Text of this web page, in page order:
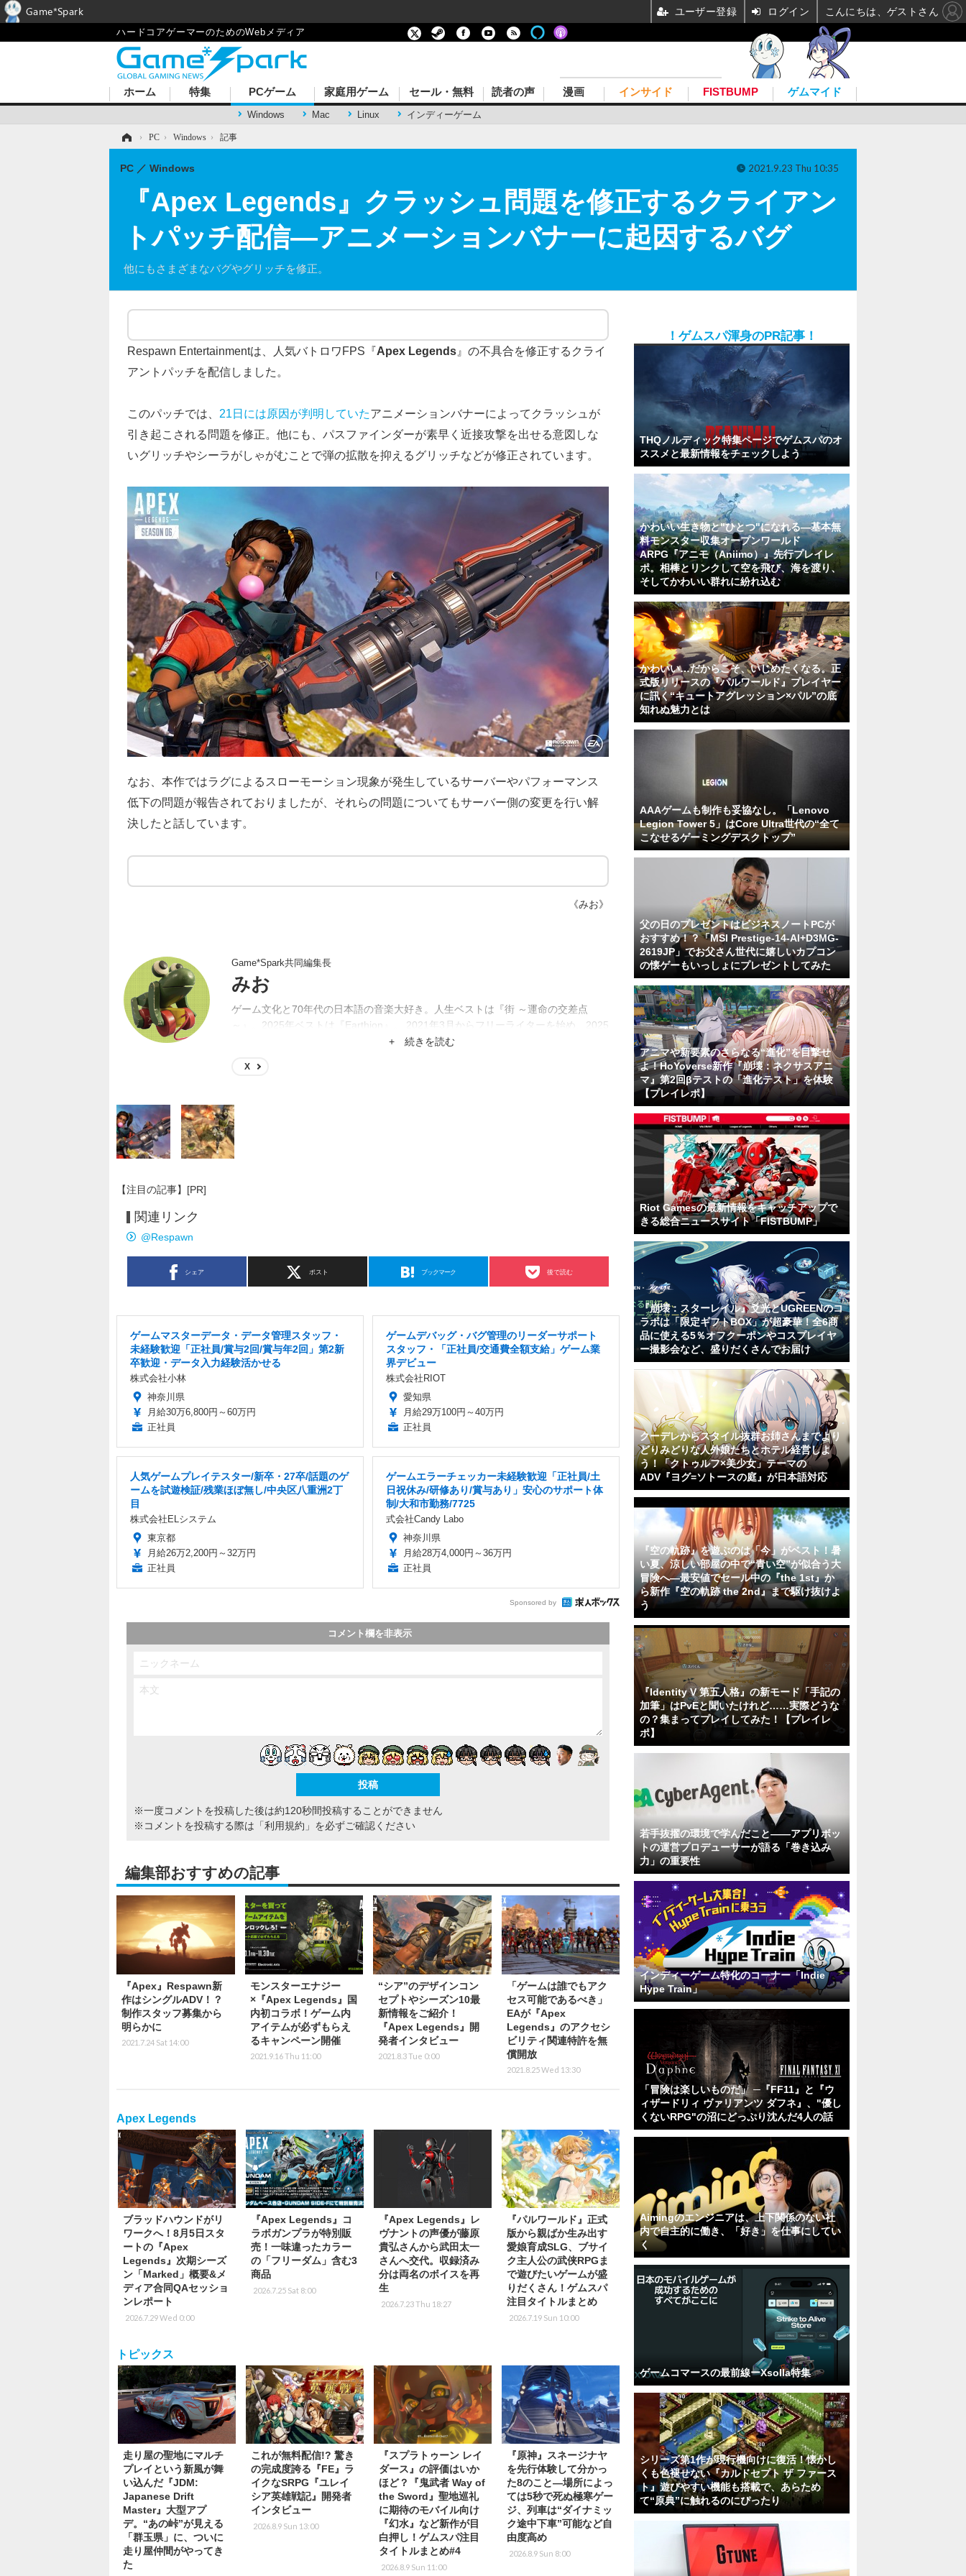
ハードコアゲーマーのためのWebメディア
ホーム 特集 PCゲーム
Windows Mac Linux インディーゲーム
家庭用ゲーム セール・無料 読者の声 漫画 インサイド FISTBUMP ゲムマイド
› PC › Windows › 記事
『Apex Legends』クラッシュ問題を修正するクライアン
トパッチ配信―アニメーションバナーに起因するバグ
他にもさまざまなバグやグリッチを修正。
PC Windows 2021.9.23 Thu 10:35
Respawn Entertainmentは、人気バトロワFPS『Apex Legends 』の不具合を修正するクライ
アントパッチを配信しました。
このパッチでは、 21日には原因が判明していたアニメーションバナーによってクラッシュが
引き起こされる問題を修正。他にも、パスファインダーが素早く近接攻撃を出せる意図しな
いグリッチやシーラがしゃがむことで弾の拡散を抑えるグリッチなどが修正されています。
なお、本作ではラグによるスローモーション現象が発生しているサーバーやパフォーマンス
低下の問題が報告されておりましたが、それらの問題についてもサーバー側の変更を行い解
決したと話しています。
《みお》
Game*Spark共同編集長
みお
ゲーム文化と70年代の日本語の音楽大好き。人生ベストは『街 ～運命の交差点
～』。2025年ベストは『Earthion』。 2021年3月からフリーライターを始め、2025
年4月にGame*Spark編集部入り。2026年1月に共同編集長になりました。
+ 続きを読む
X
【注目の記事】[PR]
関連リンク
@Respawn
シェア ポスト ブックマーク 後で読む
ゲームマスターデータ・データ管理スタッフ・
未経験歓迎「正社員/賞与2回/賞与年2回」第2新
卒歓迎・データ入力経験活かせる
株式会社小林
神奈川県
月給30万6,800円～60万円
正社員
ゲームデバッグ・バグ管理のリーダーサポート
スタッフ・「正社員/交通費全額支給」ゲーム業
界デビュー
株式会社RIOT
愛知県
月給29万100円～40万円
正社員
人気ゲームプレイテスター/新卒・27卒/話題のゲ
ームを試遊検証/残業ほぼ無し/中央区八重洲2丁
目
株式会社ELシステム
東京都
月給26万2,200円～32万円
正社員
ゲームエラーチェッカー未経験歓迎「正社員/土
日祝休み/研修あり/賞与あり」安心のサポート体
制/大和市勤務/7725
式会社Candy Labo
神奈川県
月給28万4,000円～36万円
正社員
Sponsored by
コメント欄を非表示
※一度コメントを投稿した後は約120秒間投稿することができません
※コメントを投稿する際は 「利用規約」 を必ずご確認ください
編集部おすすめの記事
『Apex』Respawn新
作はシングルADV！？
制作スタッフ募集から
明らかに
2021.7.24 Sat 14:00
モンスターエナジー
×『Apex Legends』国
内初コラボ！ゲーム内
アイテムが必ずもらえ
るキャンペーン開催
2021.9.16 Thu 11:00
“シア”のデザインコン
セプトやシーズン10最
新情報をご紹介！
『Apex Legends』開
発者インタビュー
2021.8.3 Tue 0:00
「ゲームは誰でもアク
セス可能であるべき」
EAが『Apex
Legends』のアクセシ
ビリティ関連特許を無
償開放
2021.8.25 Wed 13:30
Apex Legends
ブラッドハウンドがリ
ワークへ！8月5日スタ
ートの『Apex
Legends』次期シーズ
ン「Marked」概要&メ
ディア合同QAセッショ
ンレポート
2026.7.29 Wed 0:00
『Apex Legends』コ
ラボガンプラが特別販
売！一味違ったカラー
の「フリーダム」含む3
商品
2026.7.25 Sat 8:00
『Apex Legends』レ
ヴナントの声優が藤原
貴弘さんから武田太一
さんへ交代。収録済み
分は両名のボイスを再
生
2026.7.23 Thu 18:27
『パルワールド』正式
版から親ばか生み出す
愛娘育成SLG、ブサイ
ク主人公の武侠RPGま
で遊びたいゲームが盛
りだくさん！ゲムスパ
注目タイトルまとめ
2026.7.19 Sun 10:00
トピックス
走り屋の聖地にマルチ
プレイという新風が舞
い込んだ『JDM:
Japanese Drift
Master』大型アプ
デ。“あの峠”が見える
「群玉県」に、ついに
走り屋仲間がやってき
た
これが無料配信!? 驚き
の完成度誇る『FE』ラ
イクなSRPG『ユレイ
シア英雄戦記』開発者
インタビュー
2026.8.9 Sun 13:00
『スプラトゥーン レイ
ダース』の評価はいか
ほど？『鬼武者 Way of
the Sword』聖地巡礼
に期待のモバイル向け
『幻水』など新作が目
白押し！ゲムスパ注目
タイトルまとめ#4
2026.8.9 Sun 11:00
『原神』スネージナヤ
を先行体験して分かっ
た8のこと―場所によっ
ては5秒で死ぬ極寒ゲー
ジ、列車は“ダイナミッ
ク途中下車”可能など自
由度高め
2026.8.9 Sun 8:00
！ゲムスパ渾身のPR記事！
THQノルディック特集ページでゲムスパのオ
ススメと最新情報をチェックしよう
かわいい生き物と"ひとつ"になれる―基本無
料モンスター収集オープンワールド
ARPG『アニモ（Aniimo）』先行プレイレ
ポ。相棒とリンクして空を飛び、海を渡り、
そしてかわいい群れに紛れ込む
かわいい…だからこそ、いじめたくなる。正
式版リリースの『パルワールド』プレイヤー
に訊く“キュートアグレッション×パル”の底
知れぬ魅力とは
AAAゲームも制作も妥協なし。「Lenovo
Legion Tower 5」はCore Ultra世代の“全て
こなせるゲーミングデスクトップ”
父の日のプレゼントはビジネスノートPCが
おすすめ！？「MSI Prestige-14-AI+D3MG-
2619JP」でお父さん世代に嬉しいカプコン
の懐ゲーもいっしょにプレゼントしてみた
アニマや新要素のさらなる“進化”を目撃せ
よ！HoYoverse新作『崩壊：ネクサスアニ
マ』第2回βテストの「進化テスト」を体験
【プレイレポ】
Riot Gamesの最新情報をキャッチアップで
きる総合ニュースサイト「FISTBUMP」
『崩壊：スターレイル』爻光とUGREENのコ
ラボは「限定ギフトBOX」が超豪華！全6商
品に使える5％オフクーポンやコスプレイヤ
ー撮影会など、盛りだくさんでお届け
クーデレからスタイル抜群お姉さんまでより
どりみどりな人外娘たちとホテル経営しよ
う！「クトゥルフ×美少女」テーマの
ADV『ヨグ=ソトースの庭』が日本語対応
『空の軌跡』を遊ぶのは「今」がベスト！暑
い夏、涼しい部屋の中で“青い空”が似合う大
冒険へ―最安値でセール中の『the 1st』か
ら新作『空の軌跡 the 2nd』まで駆け抜けよ
う
『Identity V 第五人格』の新モード「手記の
加筆」はPvEと聞いたけれど……実際どうな
の？集まってプレイしてみた！【プレイレ
ポ】
若手抜擢の環境で学んだこと――アプリボッ
トの運営プロデューサーが語る「巻き込み
力」の重要性
インディーゲーム特化のコーナー「Indie
Hype Train」
「冒険は楽しいものだ」 ─『FF11』と『ウ
ィザードリィ ヴァリアンツ ダフネ』、"優し
くないRPG"の沼にどっぷり沈んだ4人の話
Aimingのエンジニアは、上下関係のない社
内で自主的に働き、「好き」を仕事にしてい
く
ゲームコマースの最前線ーXsolla特集
シリーズ第1作が現行機向けに復活！懐かし
くも色褪せない『カルドセプト ザ ファース
ト』遊びやすい機能も搭載で、あらため
て“原典”に触れるのにぴったり
Game*Spark ユーザー登録 ログイン こんにちは、ゲストさん